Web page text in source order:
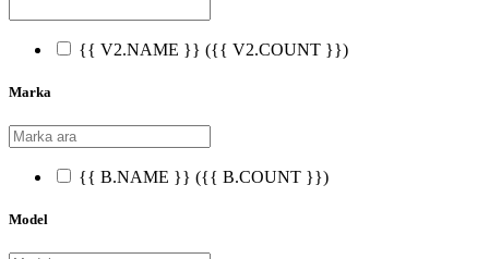
{{ V2.NAME }} ({{ V2.COUNT }})
Marka
{{ B.NAME }} ({{ B.COUNT }})
Model